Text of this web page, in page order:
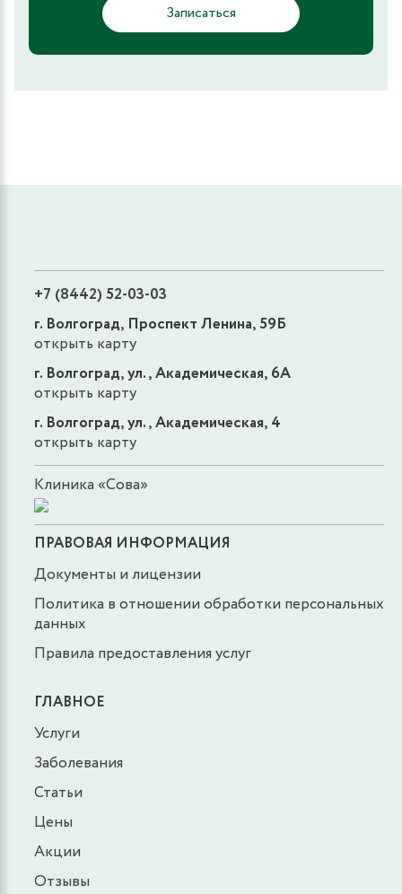
Записаться
+7 (8442) 52-03-03
г. Волгоград, Проспект Ленина, 59Б
открыть карту
г. Волгоград, ул., Академическая, 6А
открыть карту
г. Волгоград, ул., Академическая, 4
открыть карту
Клиника «Сова»
ПРАВОВАЯ ИНФОРМАЦИЯ
Документы и лицензии
Политика в отношении обработки персональных
данных
Правила предоставления услуг
ГЛАВНОЕ
Услуги
Заболевания
Статьи
Цены
Акции
Отзывы